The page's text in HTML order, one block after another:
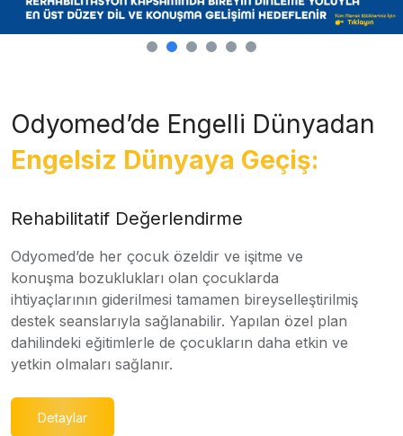
Odyomed’de Engelli Dünyadan
Engelsiz Dünyaya Geçiş:
Rehabilitatif Değerlendirme
Odyomed’de her çocuk özeldir ve işitme ve
konuşma bozuklukları olan çocuklarda
ihtiyaçlarının giderilmesi tamamen bireyselleştirilmiş
destek seanslarıyla sağlanabilir. Yapılan özel plan
dahilindeki eğitimlerle de çocukların daha etkin ve
yetkin olmaları sağlanır.
Detaylar